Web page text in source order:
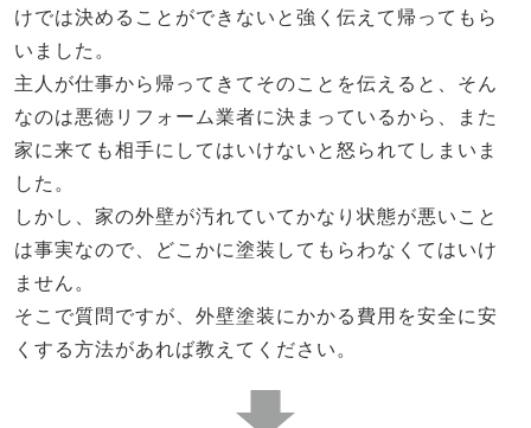
けでは決めることができないと強く伝えて帰ってもら
いました。
主人が仕事から帰ってきてそのことを伝えると、そん
なのは悪徳リフォーム業者に決まっているから、また
家に来ても相手にしてはいけないと怒られてしまいま
した。
しかし、家の外壁が汚れていてかなり状態が悪いこと
は事実なので、どこかに塗装してもらわなくてはいけ
ません。
そこで質問ですが、外壁塗装にかかる費用を安全に安
くする方法があれば教えてください。